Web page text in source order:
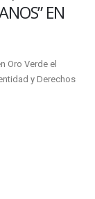
EN
Oro Verde el
y Derechos